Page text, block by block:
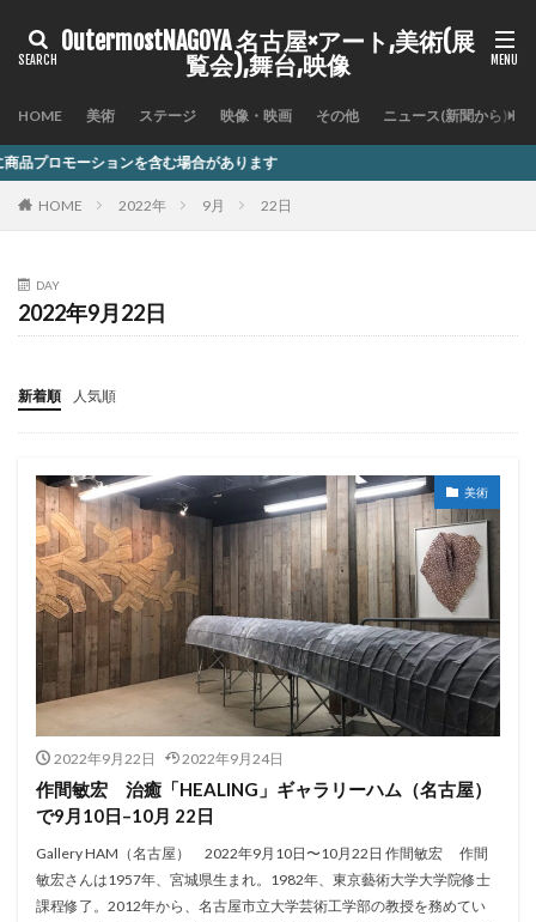
OutermostNAGOYA 名古屋×アート,美術(展
覧会),舞台,映像
HOME 美術 ステージ 映像・映画 その他 ニュース(新聞から)
含む場合があります
HOME 2022年 9月 22日
DAY
2022年9月22日
新着順 人気順
美術
2022年9月22日 2022年9月24日
作間敏宏 治癒「HEALING」ギャラリーハム（名古屋）
で9月10日–10月 22日
Gallery HAM（名古屋） 2022年9月10日〜10月22日 作間敏宏 作間
敏宏さんは1957年、宮城県生まれ。1982年、東京藝術大学大学院修士
課程修了。2012年から、名古屋市立大学芸術工学部の教授を務めてい